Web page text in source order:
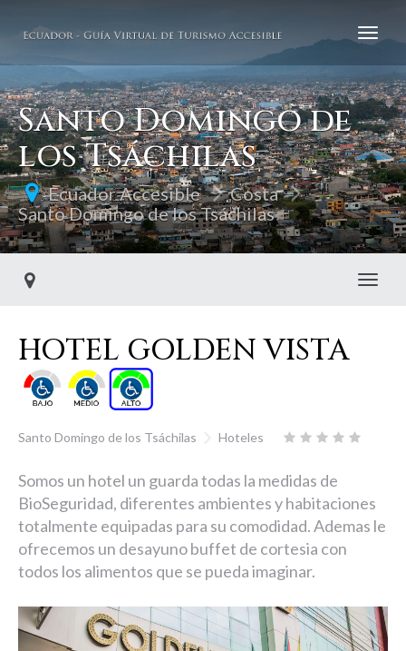
Santo Domingo de
los Tsáchilas
Ecuador Accesible
Costa
Santo Domingo de los Tsáchilas
HOTEL GOLDEN VISTA
Santo Domingo de los Tsáchilas Hoteles
Somos un hotel un guarda todas la medidas de
BioSeguridad, diferentes ambientes y habitaciones
totalmente equipadas para su comodidad. Ademas le
ofrecemos un desayuno buffet de cortesia con
todos los alimentos que se pueda imaginar.